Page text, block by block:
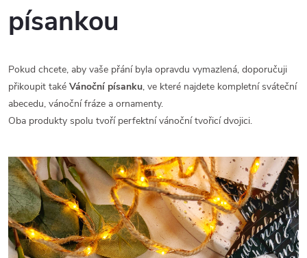
písankou
Pokud chcete, aby vaše přání byla opravdu vymazlená, doporučuji
přikoupit také Vánoční písanku, ve které najdete kompletní sváteční
abecedu, vánoční fráze a ornamenty.
Oba produkty spolu tvoří perfektní vánoční tvořicí dvojici.